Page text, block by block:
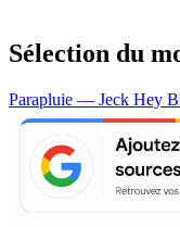
Sélection du
Parapluie — Jeck Hey